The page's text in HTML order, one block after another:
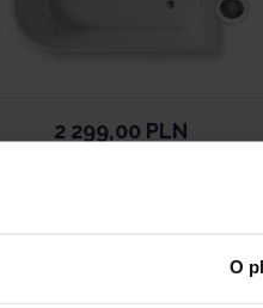
O
2 299,00 PLN
biała system przelewowy